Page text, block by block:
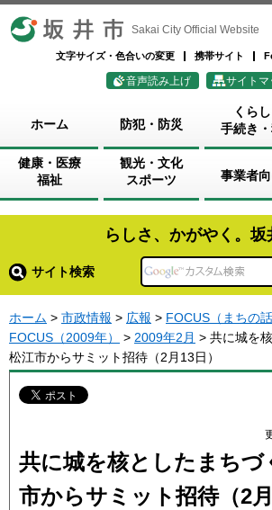
坂井市 Sakai City Official Website
文字サイズ・色合いの変更 携帯サイト
音声読み上げ サイトマ
ホーム 防犯・防災
くらし
手続き
健康・医療
福祉
観光・文化
スポーツ
事業者
らしさ、かがやく。坂
サイト検索
ホーム > 市政情報 > 広報 > FOCUS（まちの話
FOCUS（2009年）
> 2009年2月 > 共に城を
松江市からサミット招待（2月13日）
共に城を核としたまちづ
市からサミット招待（2月